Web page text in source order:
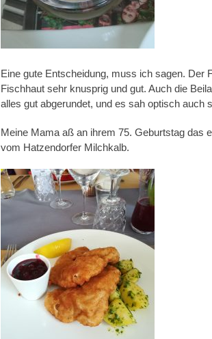
Eine gute Entscheidung, muss ich sagen. Der
Fischhaut sehr knusprig und gut. Auch die
alles gut abgerundet, und es sah optisch auch
Meine Mama aß an ihrem 75. Geburtstag das
vom Hatzendorfer Milchkalb.